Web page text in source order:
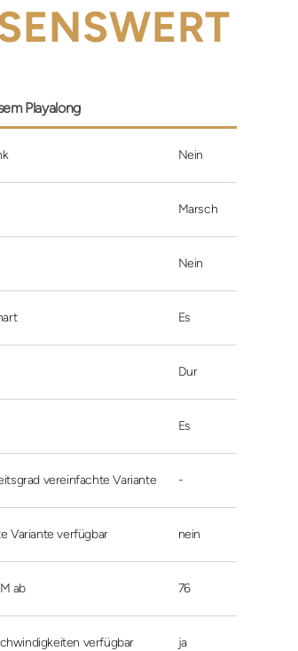
Playalong
Nein
Marsch
Nein
Es
Dur
Es
vereinfachte Variante -
Variante verfügbar nein
ab 76
verfügbar ja